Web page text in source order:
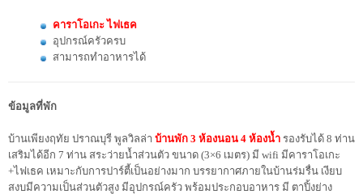
คาราโอเกะ ไฟเธค
อุปกรณ์ครัวครบ
สามารถทำอาหารได้
ข้อมูลที่พัก
บ้านเพียงฤทัย ปราณบุรี พูลวิลล่า บ้านพัก 3 ห้องนอน 4 ห้องน้ำ รองรับได้ 8 ท่าน
เสริมได้อีก 7 ท่าน สระว่ายน้ำส่วนตัว ขนาด (3×6 เมตร) มี wifi มีคาราโอเกะ
+ไฟเธค เหมาะกับการปาร์ตี้เป็นอย่างมาก บรรยากาศภายในบ้านร่มรื่น เงียบ
สงบมีความเป็นส่วนตัวสูง มีอุปกรณ์ครัว พร้อมประกอบอาหาร มี ตาปิ้งย่าง